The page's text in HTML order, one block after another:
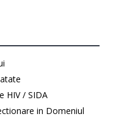
HIV / SIDA
in Domeniul